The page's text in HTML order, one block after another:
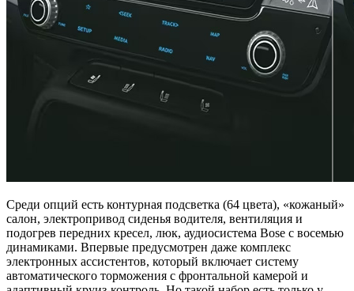
Среди опций есть контурная подсветка (64 цвета), «кожаный»
салон, электропривод сиденья водителя, вентиляция и
подогрев передних кресел, люк, аудиосистема Bose с восемью
динамиками. Впервые предусмотрен даже комплекс
электронных ассистентов, который включает систему
автоматического торможения с фронтальной камерой и